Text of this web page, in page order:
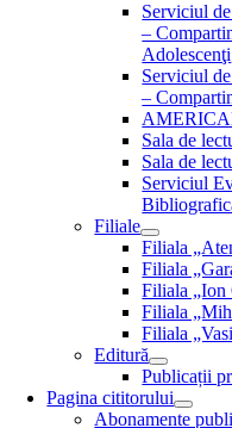
Serviciul
–
Adolescenţi
Serviciul
–
Sala de
Sala de
Serviciul
Filiale
Filiala
Filiala
Filiala „Ion
Filiala
Filiala
Editură
Publicații
Pagina cititorului
Abonamente